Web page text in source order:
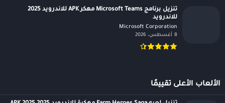
تنزيل برنامج Microsoft Teams مهكر APK للاندرويد 2025
للاندرويد
Microsoft Corporation‏
8 أغسطس، 2026
الألعاب الأعلى تقييمًا